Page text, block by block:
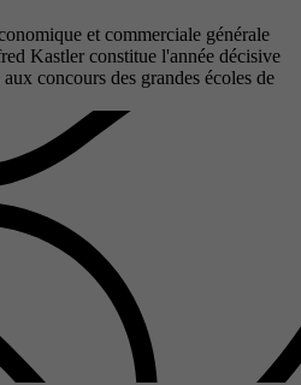
et commerciale générale
Kastler constitue l'année décisive
concours des grandes écoles de